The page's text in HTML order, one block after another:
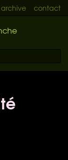
archive contact